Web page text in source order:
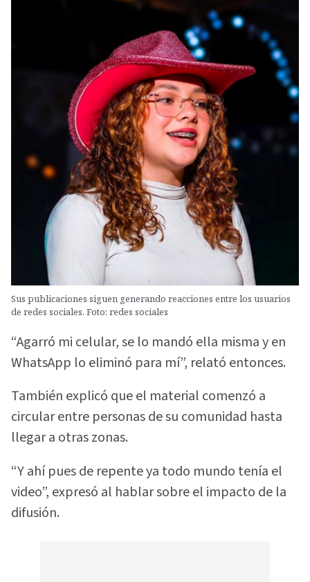
Sus publicaciones siguen generando reacciones entre los usuarios
de redes sociales. Foto: redes sociales
“Agarró mi celular, se lo mandó ella misma y en
WhatsApp lo eliminó para mí”, relató entonces.
También explicó que el material comenzó a
circular entre personas de su comunidad hasta
llegar a otras zonas.
“Y ahí pues de repente ya todo mundo tenía el
video”, expresó al hablar sobre el impacto de la
difusión.